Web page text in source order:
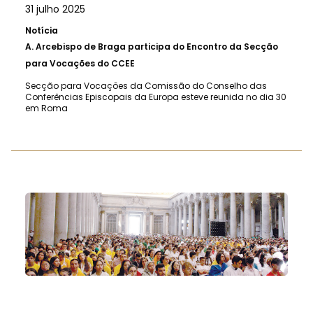
31 julho 2025
Notícia
A.Arcebispo de Braga participa do Encontro da Secção
para Vocações do CCEE
Secção para Vocações da Comissão do Conselho das
Conferências Episcopais da Europa esteve reunida no dia 30
em Roma